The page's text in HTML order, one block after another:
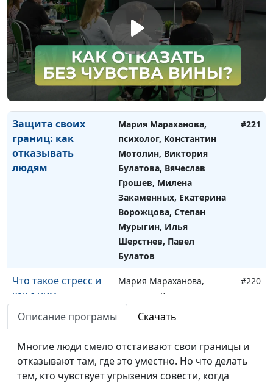
важно уметь
общаться
Мотолин, Виктория
Булатова, Вячеслав
Грошев, Милена
Закаменных, Екатерина
Ворожцова, Степан
Мурыгин, Илья
Шерстнев, Павел Булатов
Защита своих
границ: как
отказывать
людям
Мария Мараханова,
психолог, Константин
Мотолин, Виктория
Булатова, Вячеслав
Грошев, Милена
Закаменных, Екатерина
Ворожцова, Степан
Мурыгин, Илья
Шерстнев, Павел
Булатов
#221
Что такое стресс и
как с ним
справиться? (часть
вторая)
Мария Мараханова,
психолог, Константин
Закаменных, Екатерина
Ворожцова, Степан
#220
Описание програмы Скачать
Многие люди смело отстаивают свои границы и
отказывают там, где это уместно. Но что делать
тем, кто чувствует угрызения совести, когда